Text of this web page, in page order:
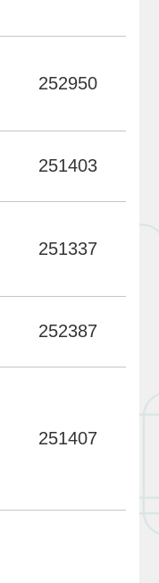
252950
251403
251337
252387
251407